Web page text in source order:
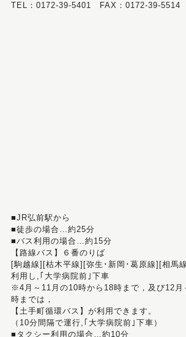
TEL：0172-39-5401 FAX：0172-39-5514
■JR弘前駅から
■徒歩の場合…約25分
■バス利用の場合…約15分
【路線バス】６番のりば
[駒越線][枯木平線][弥生･新岡･葛原線][相馬
利用し,｢大学病院前｣下車
※4月～11月の10時から18時まで，及び12月
時までは，
【土手町循環バス】が利用できます。
（10分間隔で運行,｢大学病院前｣下車）
■タクシー利用の場合…約10分